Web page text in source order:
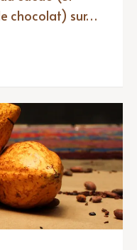
chocolat) sur…